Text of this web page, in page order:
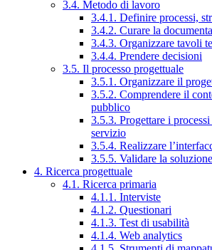
3.4. Metodo di lavoro
3.4.1. Definire processi,
3.4.2. Curare la
3.4.3. Organizzare tavoli
3.4.4. Prendere decisioni
3.5. Il processo progettuale
3.5.1. Organizzare il
3.5.2. Comprendere il
pubblico
3.5.3. Progettare i processi
servizio
3.5.4. Realizzare
3.5.5. Validare la
4. Ricerca progettuale
4.1. Ricerca primaria
4.1.1. Interviste
4.1.2. Questionari
4.1.3. Test di usabilità
4.1.4. Web analytics